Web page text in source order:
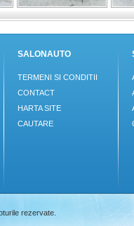
SALONAUTO
TERMENI SI CONDITII
CONTACT
HARTA SITE
CAUTARE
rezervate.